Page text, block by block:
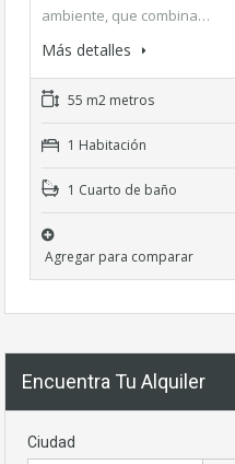
ambiente, que combina…
Más detalles
55 m2 metros
1 Habitación
1 Cuarto de baño
Agregar para comparar
Encuentra Tu Alquiler
Ciudad